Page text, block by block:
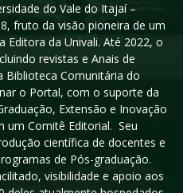
do Vale do Itajaí –
fruto da visão pioneira de um
Editora da Univali. Até 2022, o
revistas e Anais de
Biblioteca Comunitária do
o Portal, com o suporte da
Extensão e Inovação
um Comitê Editorial. Seu
científica de docentes e
de Pós-graduação.
visibilidade e apoio aos